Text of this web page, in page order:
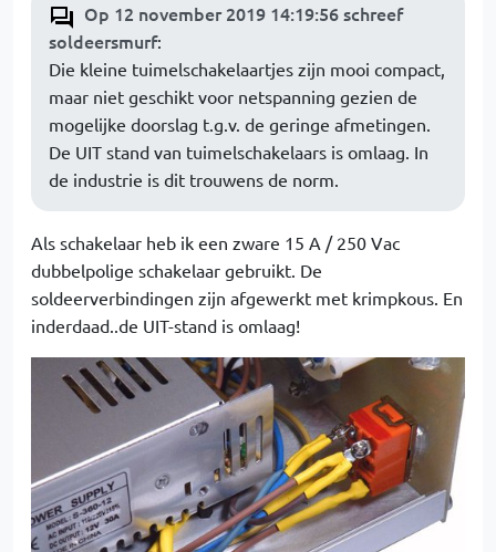
Op 12 november 2019 14:19:56 schreef
soldeersmurf:
Die kleine tuimelschakelaartjes zijn mooi compact,
maar niet geschikt voor netspanning gezien de
mogelijke doorslag t.g.v. de geringe afmetingen.
De UIT stand van tuimelschakelaars is omlaag. In
de industrie is dit trouwens de norm.
Als schakelaar heb ik een zware 15 A / 250 Vac
dubbelpolige schakelaar gebruikt. De
soldeerverbindingen zijn afgewerkt met krimpkous. En
inderdaad..de UIT-stand is omlaag!